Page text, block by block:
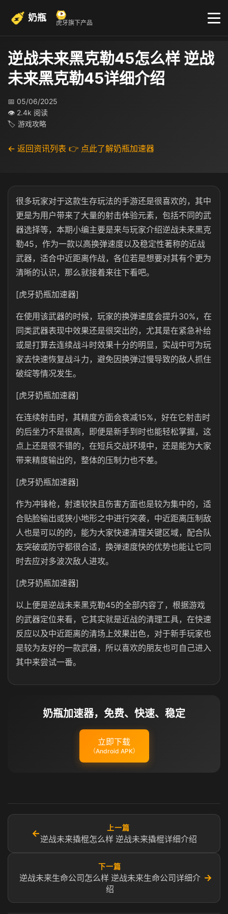
奶瓶 虎牙旗下产品
逆战未来黑克勒45怎么样 逆战
未来黑克勒45详细介绍
📅 05/06/2025
👁 2.4k 阅读
🏷 游戏攻略
← 返回资讯列表 👉 点此了解奶瓶加速器
很多玩家对于这款生存玩法的手游还是很喜欢的，其中
更是为用户带来了大量的射击体验元素，包括不同的武
器选择等，本期小编主要是来与玩家介绍逆战未来黑克
勒45，作为一款以高换弹速度以及稳定性著称的近战
武器，适合中近距离作战，各位若是想要对其有个更为
清晰的认识，那么就接着来往下看吧。
[虎牙奶瓶加速器]
在使用该武器的时候，玩家的换弹速度会提升30%，在
同类武器表现中效果还是很突出的，尤其是在紧急补给
或是打算去连续战斗时效果十分的明显，实战中可为玩
家去快速恢复战斗力，避免因换弹过慢导致的敌人抓住
破绽等情况发生。
[虎牙奶瓶加速器]
在连续射击时，其精度方面会衰减15%，好在它射击时
的后坐力不是很高，即便是新手到时也能轻松掌握，这
点上还是很不错的，在短兵交战环境中，还是能为大家
带来精度输出的，整体的压制力也不差。
[虎牙奶瓶加速器]
作为冲锋枪，射速较快且伤害方面也是较为集中的，适
合贴脸输出或狭小地形之中进行突袭，中近距离压制敌
人也是可以的的，能为大家快速清理关键区域，配合队
友突破或防守都很合适，换弹速度快的优势也能让它同
时去应对多波次敌人进攻。
[虎牙奶瓶加速器]
以上便是逆战未来黑克勒45的全部内容了，根据游戏
的武器定位来看，它其实就是近战的清理工具，在快速
反应以及中近距离的清场上效果出色，对于新手玩家也
是较为友好的一款武器，所以喜欢的朋友也可自己进入
其中来尝试一番。
奶瓶加速器，免费、快速、稳定
立即下载
（Android APK）
←
上一篇
逆战未来撬棍怎么样 逆战未来撬棍详细介绍
下一篇
逆战未来生命公司怎么样 逆战未来生命公司详细介
绍
→